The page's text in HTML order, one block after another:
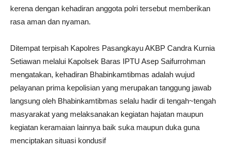
kerena dengan kehadiran anggota polri tersebut memberikan
rasa aman dan nyaman.
Ditempat terpisah Kapolres Pasangkayu AKBP Candra Kurnia
Setiawan melalui Kapolsek Baras IPTU Asep Saifurrohman
mengatakan, kehadiran Bhabinkamtibmas adalah wujud
pelayanan prima kepolisian yang merupakan tanggung jawab
langsung oleh Bhabinkamtibmas selalu hadir di tengah~tengah
masyarakat yang melaksanakan kegiatan hajatan maupun
kegiatan keramaian lainnya baik suka maupun duka guna
menciptakan situasi kondusif